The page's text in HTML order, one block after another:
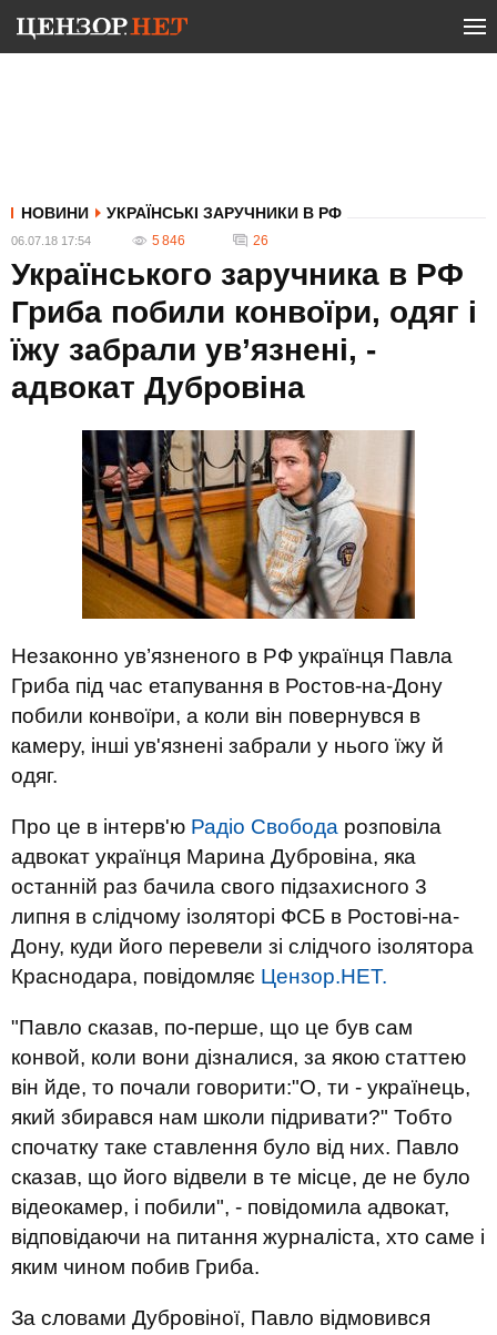
НОВИНИ УКРАЇНСЬКІ ЗАРУЧНИКИ В РФ
06.07.18 17:54 5 846 26
Українського заручника в РФ
Гриба побили конвоїри, одяг і
їжу забрали ув’язнені, -
адвокат Дубровіна
Незаконно ув’язненого в РФ українця Павла
Гриба під час етапування в Ростов-на-Дону
побили конвоїри, а коли він повернувся в
камеру, інші ув'язнені забрали у нього їжу й
одяг.
Про це в інтерв'ю Радіо Свобода розповіла
адвокат українця Марина Дубровіна, яка
останній раз бачила свого підзахисного 3
липня в слідчому ізоляторі ФСБ в Ростові-на-
Дону, куди його перевели зі слідчого ізолятора
Краснодара, повідомляє Цензор.НЕТ.
"Павло сказав, по-перше, що це був сам
конвой, коли вони дізналися, за якою статтею
він йде, то почали говорити:"О, ти - українець,
який збирався нам школи підривати?" Тобто
спочатку таке ставлення було від них. Павло
сказав, що його відвели в те місце, де не було
відеокамер, і побили", - повідомила адвокат,
відповідаючи на питання журналіста, хто саме і
яким чином побив Гриба.
За словами Дубровіної, Павло відмовився